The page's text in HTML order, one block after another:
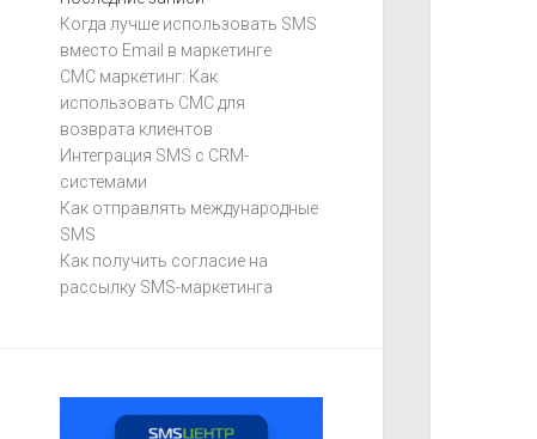
Когда лучше использовать SMS
вместо Email в маркетинге
СМС маркетинг: Как
использовать СМС для
возврата клиентов
Интеграция SMS с CRM-
системами
Как отправлять международные
SMS
Как получить согласие на
рассылку SMS-маркетинга